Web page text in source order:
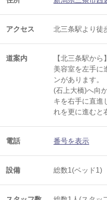
アクセス 北三条駅より徒
道案内
【北三条駅か
美容室を左手に
ンがあります。
(石上大橋)へ向
キを右手に直進
れを更に進むと
電話 番号を表示
設備 総数1(ベッド1)